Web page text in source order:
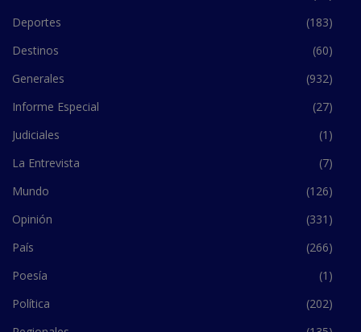
Deportes
(183)
Destinos
(60)
Generales
(932)
Informe Especial
(27)
Judiciales
(1)
La Entrevista
(7)
Mundo
(126)
Opinión
(331)
País
(266)
Poesía
(1)
Política
(202)